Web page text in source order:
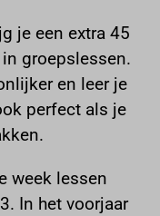
je een extra 45
groepslessen.
en leer je
perfect als je
week lessen
In het voorjaar